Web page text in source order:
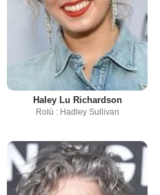
Haley Lu Richardson
Rolü : Hadley Sullivan